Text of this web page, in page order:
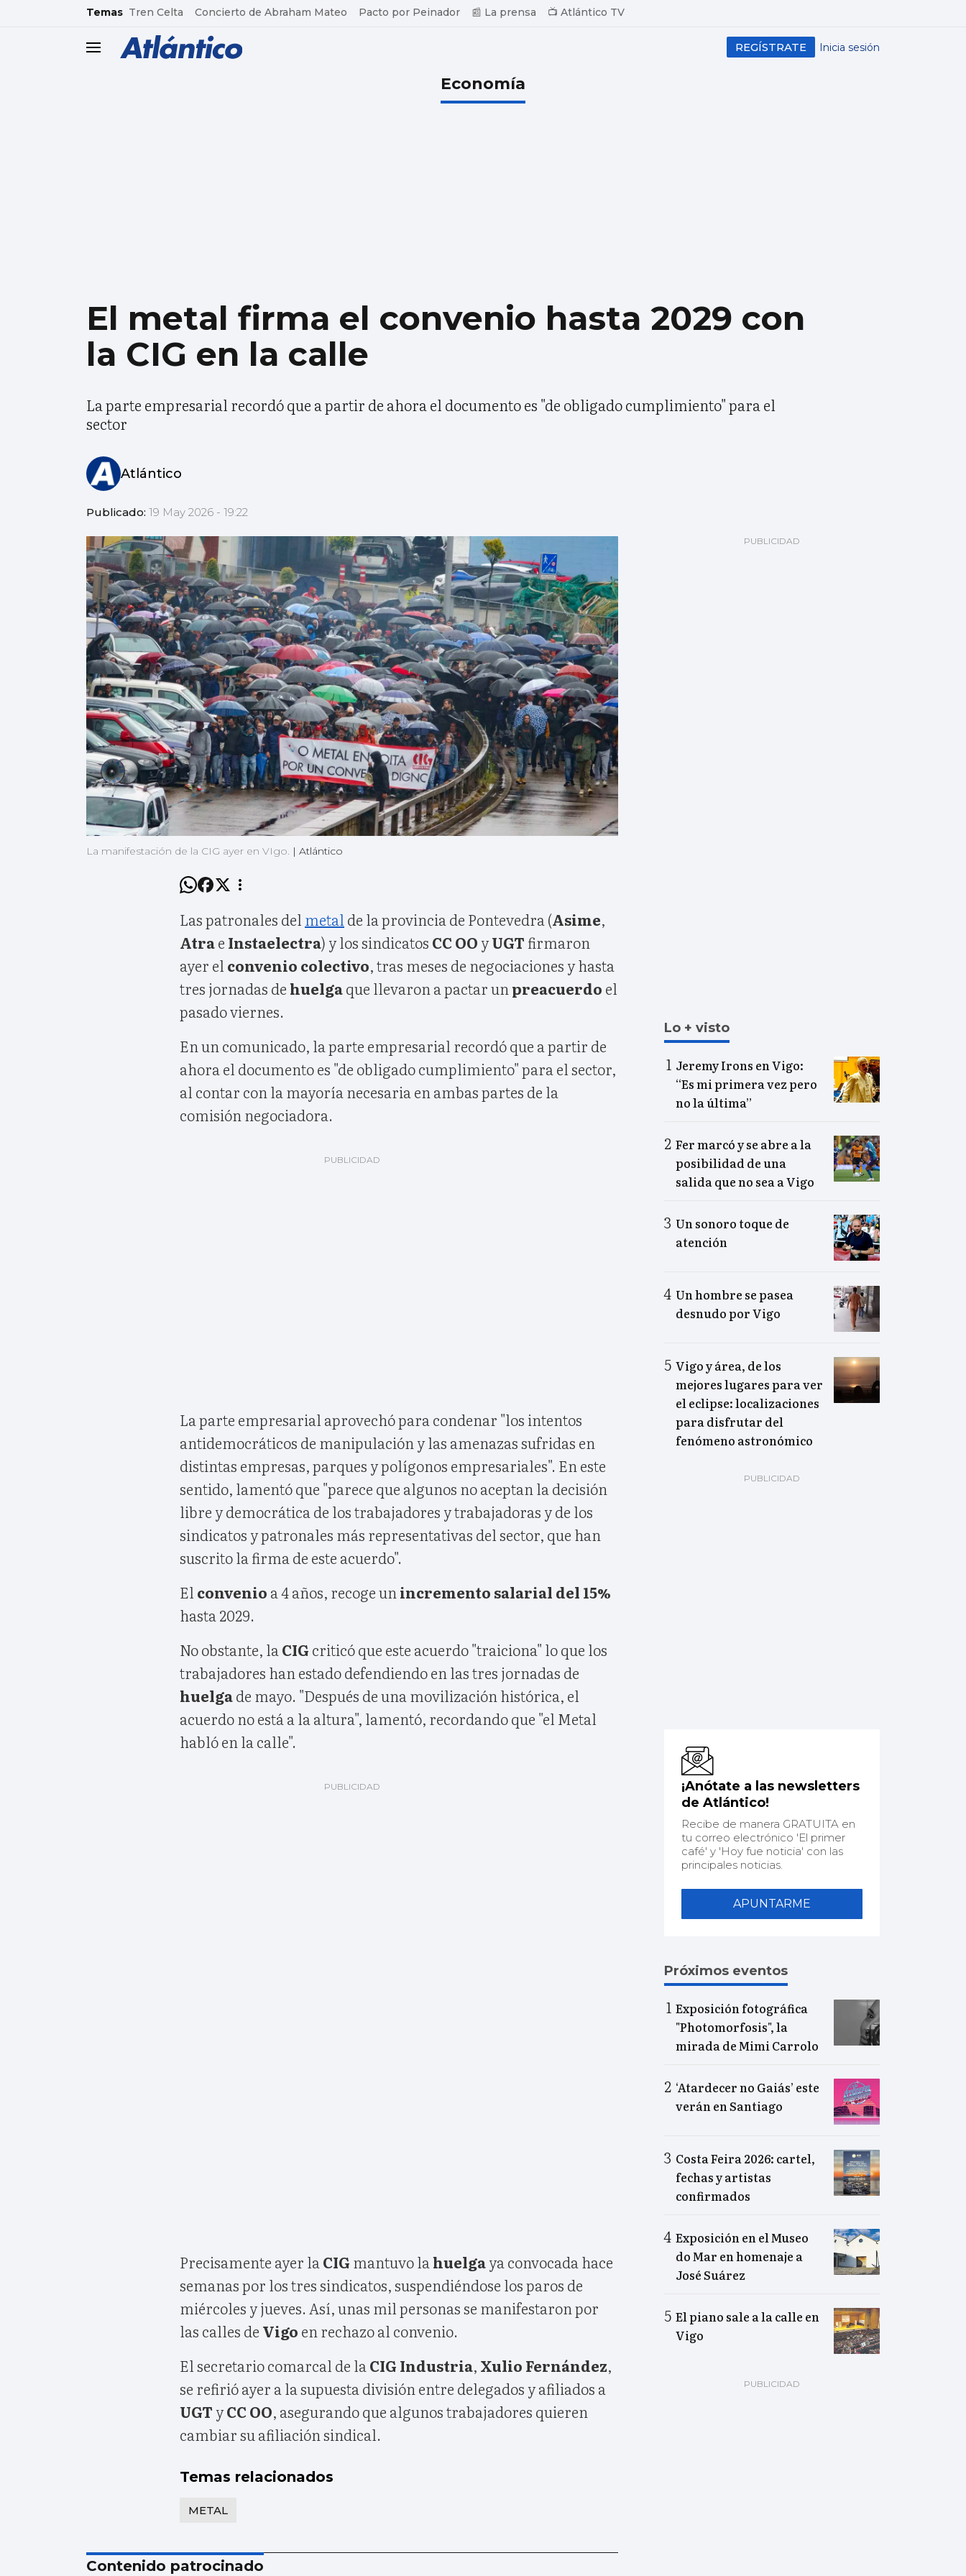
common.go-to-content
Temas Tren Celta Concierto de Abraham Mateo Pacto por Peinador 📰 La prensa 📺 Atlántico TV
header.menu.open Inicia sesión
REGÍSTRATE
Economía
El metal firma el convenio hasta 2029 con
la CIG en la calle
La parte empresarial recordó que a partir de ahora el documento es "de obligado cumplimiento" para el
sector
Atlántico
Publicado: 19 May 2026 - 19:22
La manifestación de la CIG ayer en VIgo. | Atlántico
Las patronales del metal de la provincia de Pontevedra (Asime,
Atrae Instaelectra) y los sindicatos CC OO yUGT firmaron
ayer el convenio colectivo, tras meses de negociaciones y hasta
tres jornadas de huelgaque llevaron a pactar un preacuerdo el
pasado viernes.
En un comunicado, la parte empresarial recordó que a partir de
ahora el documento es "de obligado cumplimiento" para el sector,
al contar con la mayoría necesaria en ambas partes de la
comisión negociadora.
La parte empresarial aprovechó para condenar "los intentos
antidemocráticos de manipulación y las amenazas sufridas en
distintas empresas, parques y polígonos empresariales". En este
sentido, lamentó que "parece que algunos no aceptan la decisión
libre y democrática de los trabajadores y trabajadoras y de los
sindicatos y patronales más representativas del sector, que han
suscrito la firma de este acuerdo".
El convenio a 4 años, recoge un incremento salarial del 15%
hasta 2029.
No obstante, la CIG criticó que este acuerdo "traiciona" lo que los
trabajadores han estado defendiendo en las tres jornadas de
huelgade mayo. "Después de una movilización histórica, el
acuerdo no está a la altura", lamentó, recordando que "el Metal
habló en la calle".
Precisamente ayer la CIG mantuvo la huelgaya convocada hace
semanas por los tres sindicatos, suspendiéndose los paros de
miércoles y jueves. Así, unas mil personas se manifestaron por
las calles de Vigo en rechazo al convenio.
El secretario comarcal de la CIG Industria, Xulio Fernández,
se refirió ayer a la supuesta división entre delegados y afiliados a
UGT yCC OO, asegurando que algunos trabajadores quieren
cambiar su afiliación sindical.
Temas relacionados
METAL
Contenido patrocinado
Lo + visto
Jeremy Irons en Vigo:
“Es mi primera vez pero
no la última”
Fer marcó y se abre a la
posibilidad de una
salida que no sea a Vigo
Un sonoro toque de
atención
Un hombre se pasea
desnudo por Vigo
Vigo y área, de los
mejores lugares para ver
el eclipse: localizaciones
para disfrutar del
fenómeno astronómico
¡Anótate a las newsletters
de Atlántico!
Recibe de manera GRATUITA en
tu correo electrónico 'El primer
café' y 'Hoy fue noticia' con las
principales noticias.
APUNTARME
Próximos eventos
Exposición fotográfica
"Photomorfosis", la
mirada de Mimi Carrolo
‘Atardecer no Gaiás’ este
verán en Santiago
Costa Feira 2026: cartel,
fechas y artistas
confirmados
Exposición en el Museo
do Mar en homenaje a
José Suárez
El piano sale a la calle en
Vigo